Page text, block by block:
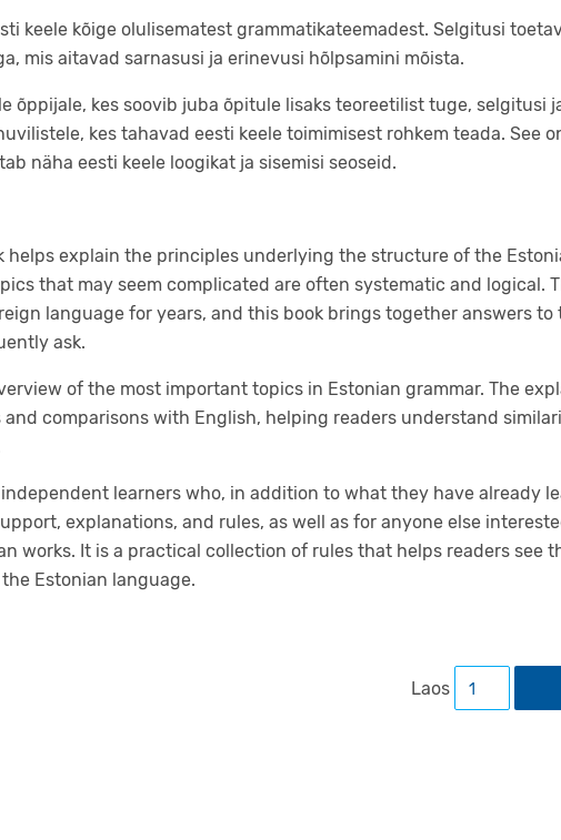
keele kõige olulisematest grammatikateemadest. Selgitusi
mis aitavad sarnasusi ja erinevusi hõlpsamini mõista.
õppijale, kes soovib juba õpitule lisaks teoreetilist tuge, selgitusi
kes tahavad eesti keele toimimisest rohkem teada. See
näha eesti keele loogikat ja sisemisi seoseid.
helps explain the principles underlying the structure of the
that may seem complicated are often systematic and logical.
language for years, and this book brings together answers to
ask.
of the most important topics in Estonian grammar. The
comparisons with English, helping readers understand
learners who, in addition to what they have already
explanations, and rules, as well as for anyone else
works. It is a practical collection of rules that helps readers see
Estonian language.
Laos Unlocking